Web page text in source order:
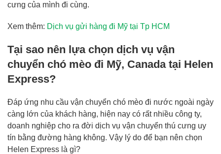
cưng của mình đi cùng.
Xem thêm: Dịch vụ gửi hàng đi Mỹ tại Tp HCM
Tại sao nên lựa chọn dịch vụ vận
chuyển chó mèo đi Mỹ, Canada tại Helen
Express?
Đáp ứng nhu cầu vận chuyển chó mèo đi nước ngoài ngày
càng lớn của khách hàng, hiện nay có rất nhiều công ty,
doanh nghiệp cho ra đời dịch vụ vận chuyển thú cưng uy
tín bằng đường hàng không. Vậy lý do để bạn nên chọn
Helen Express là gì?